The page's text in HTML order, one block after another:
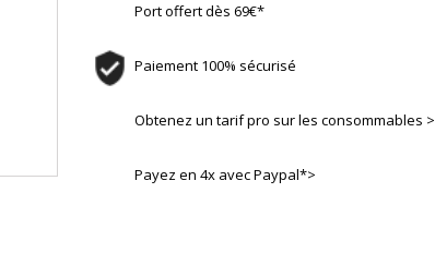
Port offert dès 69€*
Paiement 100% sécurisé
Obtenez un tarif pro sur les consommables >
Payez en 4x avec Paypal*>